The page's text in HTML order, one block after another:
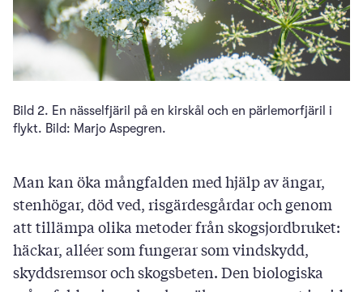
Bild 2. En nässelfjäril på en kirskål och en pärlemorfjäril i
flykt. Bild: Marjo Aspegren.
Man kan öka mångfalden med hjälp av ängar,
stenhögar, död ved, risgärdesgårdar och genom
att tillämpa olika metoder från skogsjordbruket:
häckar, alléer som fungerar som vindskydd,
skyddsremsor och skogsbeten. Den biologiska